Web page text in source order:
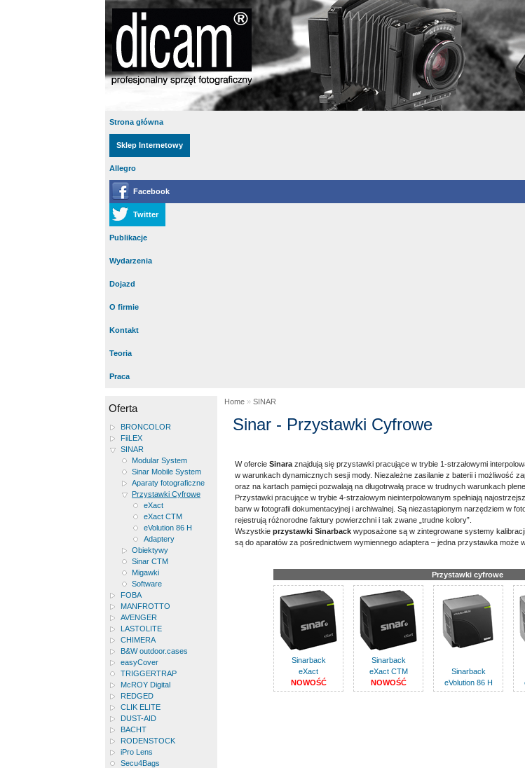
Strona główna
Sklep Internetowy
Allegro
Facebook
Twitter
Publikacje
Wydarzenia
Dojazd
O firmie
Kontakt
Teoria
Praca
Oferta
BRONCOLOR
FiiLEX
SINAR
Modular System
Sinar Mobile System
Aparaty fotograficzne
Przystawki Cyfrowe
eXact
eXact CTM
eVolution 86 H
Adaptery
Obiektywy
Sinar CTM
Migawki
Software
FOBA
MANFROTTO
AVENGER
LASTOLITE
CHIMERA
B&W outdoor.cases
easyCover
TRIGGERTRAP
McROY Digital
REDGED
CLIK ELITE
DUST-AID
BACHT
RODENSTOCK
iPro Lens
Secu4Bags
Home » SINAR
Sinar - Przystawki Cyfrowe
W ofercie Sinara znajdują się przystawki pracujące w trybie 1-strzałowymi
w warunkach dynamicznych sesji mody. Niezależne zasilanie z baterii i możliwość
oraz na kartach pamięci pozwalają na długotrwałą prace w trudnych warunkach
Przystawki pracujące w trybie 4-strzałowym nieinterpolowanym spełniają
barw w fotografii dokumentacyjnej i archiwalnej. Są niezastąpionym narzędziem w
rejestrują różnorodne faktury powierzchni i tak zwane „trudne kolory”.
Wszystkie przystawki Sinarback wyposażone są w zintegrowane systemy
są do aparatów za pośrednictwem wymiennego adaptera – jedna przystawka może
Przystawki cyfrowe
Sinarback
eXact
NOWOŚĆ
Sinarback
eXact CTM
NOWOŚĆ
Sinarback
eVolution 86 H